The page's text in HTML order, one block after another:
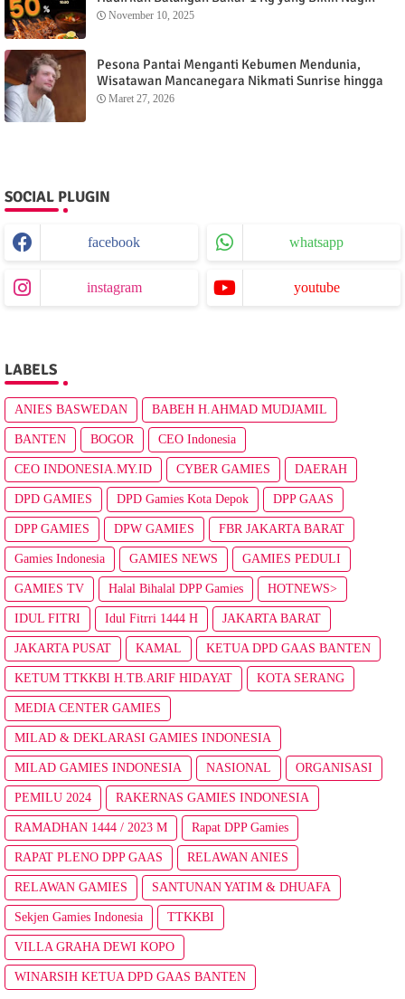
November 10, 2025
Pesona Pantai Menganti Kebumen Mendunia,
Wisatawan Mancanegara Nikmati Sunrise hingga
Sunset dari Menganti Cottage
Maret 27, 2026
SOCIAL PLUGIN
facebook whatsapp
instagram youtube
LABELS
ANIES BASWEDAN BABEH H.AHMAD MUDJAMIL
BANTEN BOGOR CEO Indonesia
CEO INDONESIA.MY.ID CYBER GAMIES DAERAH
DPD GAMIES DPD Gamies Kota Depok DPP GAAS
DPP GAMIES DPW GAMIES FBR JAKARTA BARAT
Gamies Indonesia GAMIES NEWS GAMIES PEDULI
GAMIES TV Halal Bihalal DPP Gamies HOTNEWS>
IDUL FITRI Idul Fitrri 1444 H JAKARTA BARAT
JAKARTA PUSAT KAMAL KETUA DPD GAAS BANTEN
KETUM TTKKBI H.TB.ARIF HIDAYAT KOTA SERANG
MEDIA CENTER GAMIES
MILAD & DEKLARASI GAMIES INDONESIA
MILAD GAMIES INDONESIA NASIONAL ORGANISASI
PEMILU 2024 RAKERNAS GAMIES INDONESIA
RAMADHAN 1444 / 2023 M Rapat DPP Gamies
RAPAT PLENO DPP GAAS RELAWAN ANIES
RELAWAN GAMIES SANTUNAN YATIM & DHUAFA
Sekjen Gamies Indonesia TTKKBI
VILLA GRAHA DEWI KOPO
WINARSIH KETUA DPD GAAS BANTEN